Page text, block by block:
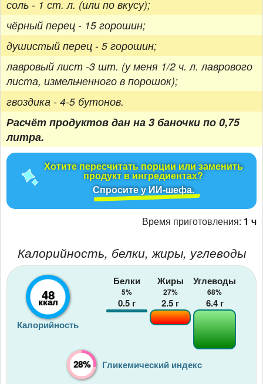
соль - 1 ст. л. (или по вкусу);
чёрный перец - 15 горошин;
душистый перец - 5 горошин;
лавровый лист -3 шт. (у меня 1/2 ч. л. лаврового
листа, измельченного в порошок);
гвоздика - 4-5 бутонов.
Расчёт продуктов дан на 3 баночки по 0,75
литра.
Хотите пересчитать порции или заменить
продукт в ингредиентах?
Спросите у ИИ-шефа.
Время приготовления: 1 ч
Калорийность, белки, жиры, углеводы
48
ккал
Калорийность
Белки
5%
0.5 г
Жиры
27%
2.5 г
Углеводы
68%
6.4г
28% Гликемический индекс